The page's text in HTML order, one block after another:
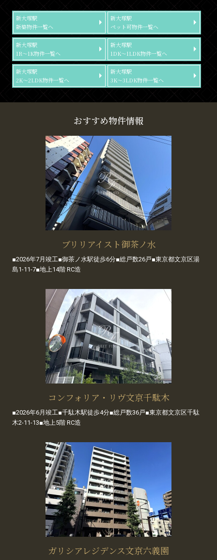
新大塚駅
新築物件一覧へ
新大塚駅
ペット可物件一覧へ
新大塚駅
1R～1K物件一覧へ
新大塚駅
1DK～1LDK物件一覧へ
新大塚駅
2K～2LDK物件一覧へ
新大塚駅
3K～3LDK物件一覧へ
おすすめ物件情報
ブリリアイスト御茶ノ水
■2026年7月竣工■御茶ノ水駅徒歩6分■総戸数26戸■東京都文京区湯
島1-11-7■地上14階 RC造
コンフォリア・リヴ文京千駄木
■2026年6月竣工■千駄木駅徒歩4分■総戸数36戸■東京都文京区千駄
木2-11-13■地上5階 RC造
ガリシアレジデンス文京六義園